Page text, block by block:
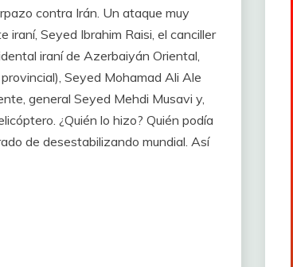
contra Irán. Un ataque muy
Seyed Ibrahim Raisi, el canciller
iraní de Azerbaiyán Oriental,
Seyed Mohamad Ali Ale
general Seyed Mehdi Musavi y,
¿Quién lo hizo? Quién podía
de desestabilizando mundial. Así